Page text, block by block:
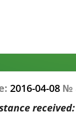
2016-04-08 №